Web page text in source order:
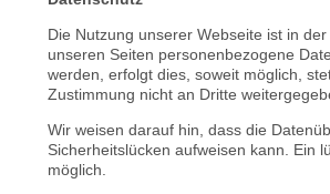
Die Nutzung unserer Webseite ist in
unseren Seiten personenbezogene
werden, erfolgt dies, soweit möglich,
Zustimmung nicht an Dritte
Wir weisen darauf hin, dass die
Sicherheitslücken aufweisen kann. Ein
möglich.